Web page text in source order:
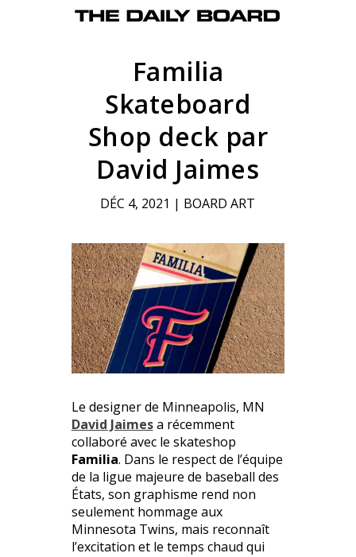
Familia
Skateboard
Shop deck par
David Jaimes
DÉC 4, 2021 | BOARD ART
Le designer de Minneapolis, MN
David Jaimesa récemment
collaboré avec le skateshop
Familia. Dans le respect de l’équipe
de la ligue majeure de baseball des
États, son graphisme rend non
seulement hommage aux
Minnesota Twins, mais reconnaît
l’excitation et le temps chaud qui